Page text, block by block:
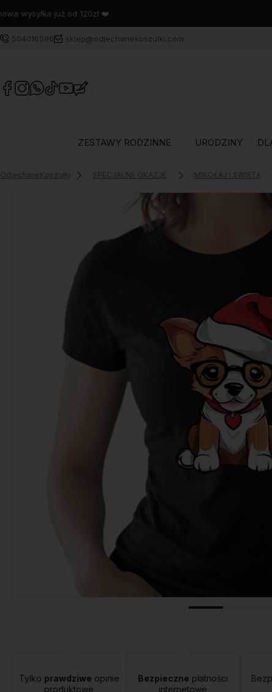
504016596 sklep@odjechanekoszulki.com
ZESTAWY RODZINNE URODZINY
OdjechaneKoszulki SPECJALNE OKAZJE MIKOŁAJ I ŚWIĘTA
Tylko prawdziwe opinie
produktowe
Bezpieczne płatności
internetowe
- Orlen Paczka